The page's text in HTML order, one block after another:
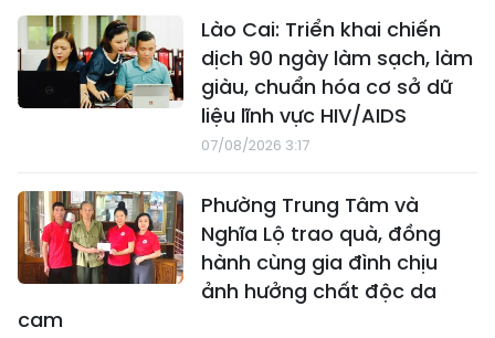
Lào Cai: Triển khai chiến
dịch 90 ngày làm sạch, làm
giàu, chuẩn hóa cơ sở dữ
liệu lĩnh vực HIV/AIDS
07/08/2026 3:17
Phường Trung Tâm và
Nghĩa Lộ trao quà, đồng
hành cùng gia đình chịu
ảnh hưởng chất độc da
cam